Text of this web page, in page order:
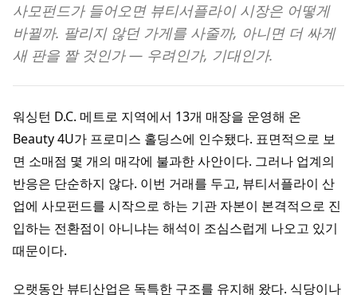
사모펀드가 들어오면 뷰티서플라이 시장은 어떻게
바뀔까. 팔리지 않던 가게를 사줄까, 아니면 더 싸게
새 판을 짤 것인가 — 우려인가, 기대인가.
워싱턴 D.C. 메트로 지역에서 13개 매장을 운영해 온
Beauty 4U가 프로미스 홀딩스에 인수됐다. 표면적으로 보
면 소매점 몇 개의 매각에 불과한 사안이다. 그러나 업계의
반응은 단순하지 않다. 이번 거래를 두고, 뷰티서플라이 산
업에 사모펀드를 시작으로 하는 기관 자본이 본격적으로 진
입하는 전환점이 아니냐는 해석이 조심스럽게 나오고 있기
때문이다.
오랫동안 뷰티산업은 독특한 구조를 유지해 왔다. 식당이나